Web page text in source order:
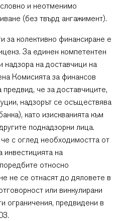
и неотменимо
(без твърд ангажимент).
за колективно финансиране е
За единен компетентен
надзора на доставчици на
Комисията за финансов
че за доставчиците,
надзорът се осъществява
като изискванията към
поднадзорни лица.
с оглед необходимостта от
инвестицията на
относно
не се отнасят до дяловете в
или винкулирани
ограничения, предвидени в